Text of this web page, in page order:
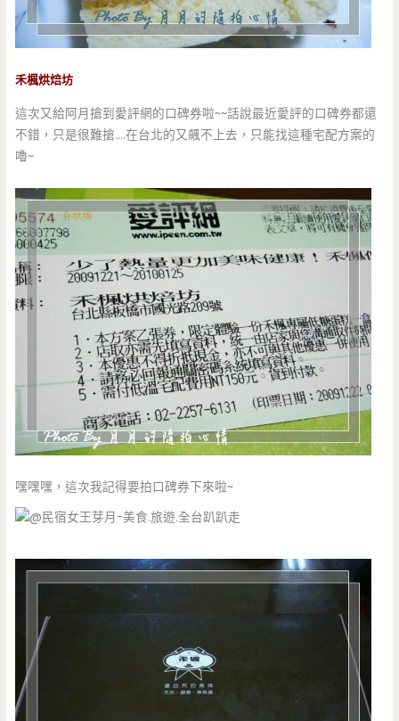
禾楓烘焙坊
這次又給阿月搶到愛評網的口碑券啦~~話說最近愛評的口碑券都還
不錯，只是很難搶….在台北的又飆不上去，只能找這種宅配方案的
嚕~
嘿嘿嘿，這次我記得要拍口碑券下來啦~